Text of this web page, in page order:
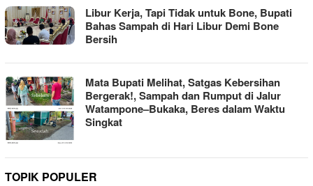
Libur Kerja, Tapi Tidak untuk Bone, Bupati
Bahas Sampah di Hari Libur Demi Bone
Bersih
Mata Bupati Melihat, Satgas Kebersihan
Bergerak!, Sampah dan Rumput di Jalur
Watampone–Bukaka, Beres dalam Waktu
Singkat
TOPIK POPULER